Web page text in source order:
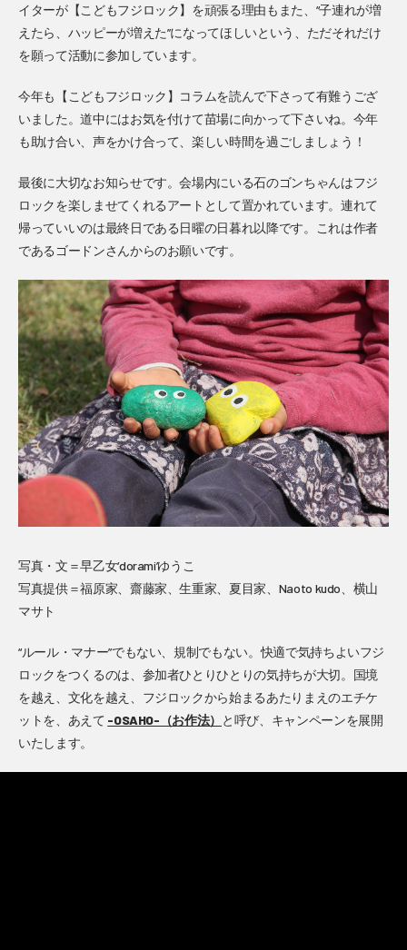
イターが【こどもフジロック】を頑張る理由もまた、“子連れが増
えたら、ハッピーが増えた”になってほしいという、ただそれだけ
を願って活動に参加しています。
今年も【こどもフジロック】コラムを読んで下さって有難うござ
いました。道中にはお気を付けて苗場に向かって下さいね。今年
も助け合い、声をかけ合って、楽しい時間を過ごしましょう！
最後に大切なお知らせです。会場内にいる石のゴンちゃんはフジ
ロックを楽しませてくれるアートとして置かれています。連れて
帰っていいのは最終日である日曜の日暮れ以降です。これは作者
であるゴードンさんからのお願いです。
写真・文＝早乙女‘dorami’ゆうこ
写真提供＝福原家、齋藤家、生重家、夏目家、Naoto kudo、横山
マサト
“ルール・マナー”でもない、規制でもない。快適で気持ちよいフジ
ロックをつくるのは、参加者ひとりひとりの気持ちが大切。国境
を越え、文化を越え、フジロックから始まるあたりまえのエチケ
ットを、あえて -OSAHO-（お作法） と呼び、キャンペーンを展開
いたします。